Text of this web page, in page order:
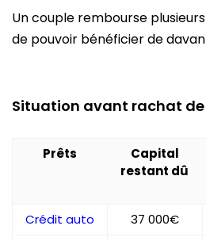
Un couple rembourse
de pouvoir bénéficier de
Situation avant rachat
Prêts
Capital
restant dû
Crédit auto 37 000€